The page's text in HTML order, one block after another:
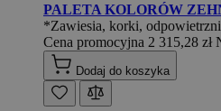
PALETA KOLORÓW
*Zawiesia, korki,
Cena promocyjna 2 315,28 zł
Dodaj do koszyka